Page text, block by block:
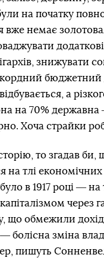
на початку
немає
знижувати
бюджетний
а
на 70%
Хоча страйки
то згадав
на тлі економічних
в 1917 році ― на
через
що обмежили
болісна зміна
пишуть